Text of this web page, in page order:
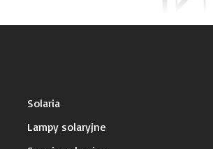
Solaria
Lampy solaryjne